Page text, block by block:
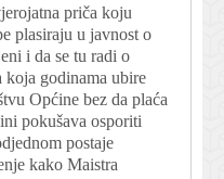
priča koju
plasiraju u javnost o
i da se tu radi o
koja godinama ubire
Općine bez da plaća
pokušava osporiti
postaje
kako Maistra